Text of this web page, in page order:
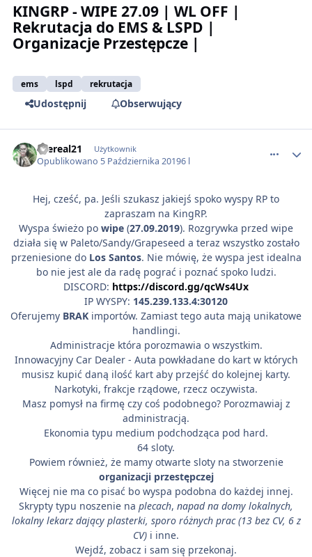
KINGRP - WIPE 27.09 | WL OFF |
Rekrutacja do EMS & LSPD |
Organizacje Przestępcze |
ems lspd rekrutacja
Udostępnij Obserwujący
thereal21 Użytkownik
Opublikowano 5 Października 20196 l
Hej, cześć, pa. Jeśli szukasz jakiejś spoko wyspy RP to
zapraszam na KingRP.
Wyspa świeżo po wipe (27.09.2019). Rozgrywka przed wipe
działa się w Paleto/Sandy/Grapeseed a teraz wszystko zostało
przeniesione doLos Santos. Nie mówię, że wyspa jest idealna
bo nie jest ale da radę pograć i poznać spoko ludzi.
DISCORD: https://discord.gg/qcWs4Ux
IP WYSPY: 145.239.133.4:30120
Oferujemy BRAK importów. Zamiast tego auta mają unikatowe
handlingi.
Administracje która porozmawia o wszystkim.
Innowacyjny Car Dealer - Auta powkładane do kart w których
musisz kupić daną ilość kart aby przejść do kolejnej karty.
Narkotyki, frakcje rządowe, rzecz oczywista.
Masz pomysł na firmę czy coś podobnego? Porozmawiaj z
administracją.
Ekonomia typu medium podchodząca pod hard.
64 sloty.
Powiem również, że mamy otwarte sloty na stworzenie
organizacji przestępczej
Więcej nie ma co pisać bo wyspa podobna do każdej innej.
Skrypty typu noszenie na plecach, napad na domy lokalnych,
lokalny lekarz dający plasterki, sporo różnych prac (13 bez CV, 6 z
CV) i inne.
Wejdź, zobacz i sam się przekonaj.